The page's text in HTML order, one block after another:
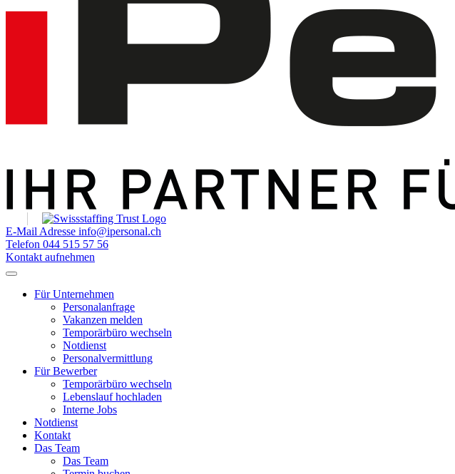
E-Mail Adresse info@ipersonal.ch
Telefon 044 515 57 56
Kontakt aufnehmen
Für Unternehmen
Personalanfrage
Vakanzen melden
Temporärbüro wechseln
Notdienst
Personalvermittlung
Für Bewerber
Temporärbüro wechseln
Lebenslauf hochladen
Interne Jobs
Notdienst
Kontakt
Das Team
Das Team